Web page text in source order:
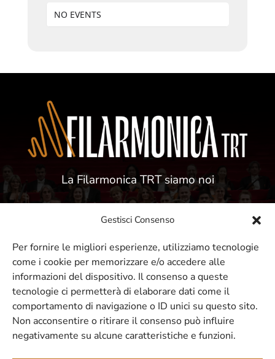
Gestisci Consenso
Per fornire le migliori esperienze, utilizziamo tecnologie
come i cookie per memorizzare e/o accedere alle
informazioni del dispositivo. Il consenso a queste
tecnologie ci permetterà di elaborare dati come il
comportamento di navigazione o ID unici su questo sito.
Non acconsentire o ritirare il consenso può influire
negativamente su alcune caratteristiche e funzioni.
NO EVENTS
La Filarmonica TRT siamo noi
ISCRIVITI ALLA NOSTRA NEWSLETTER
Resta sempre aggiornato sui nostri
eventi e concerti